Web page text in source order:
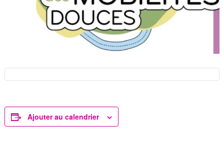
Ajouter au calendrier